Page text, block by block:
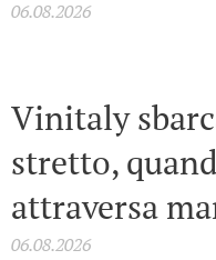
06.08.2026
Vinitaly
stretto,
attraversa
06.08.2026